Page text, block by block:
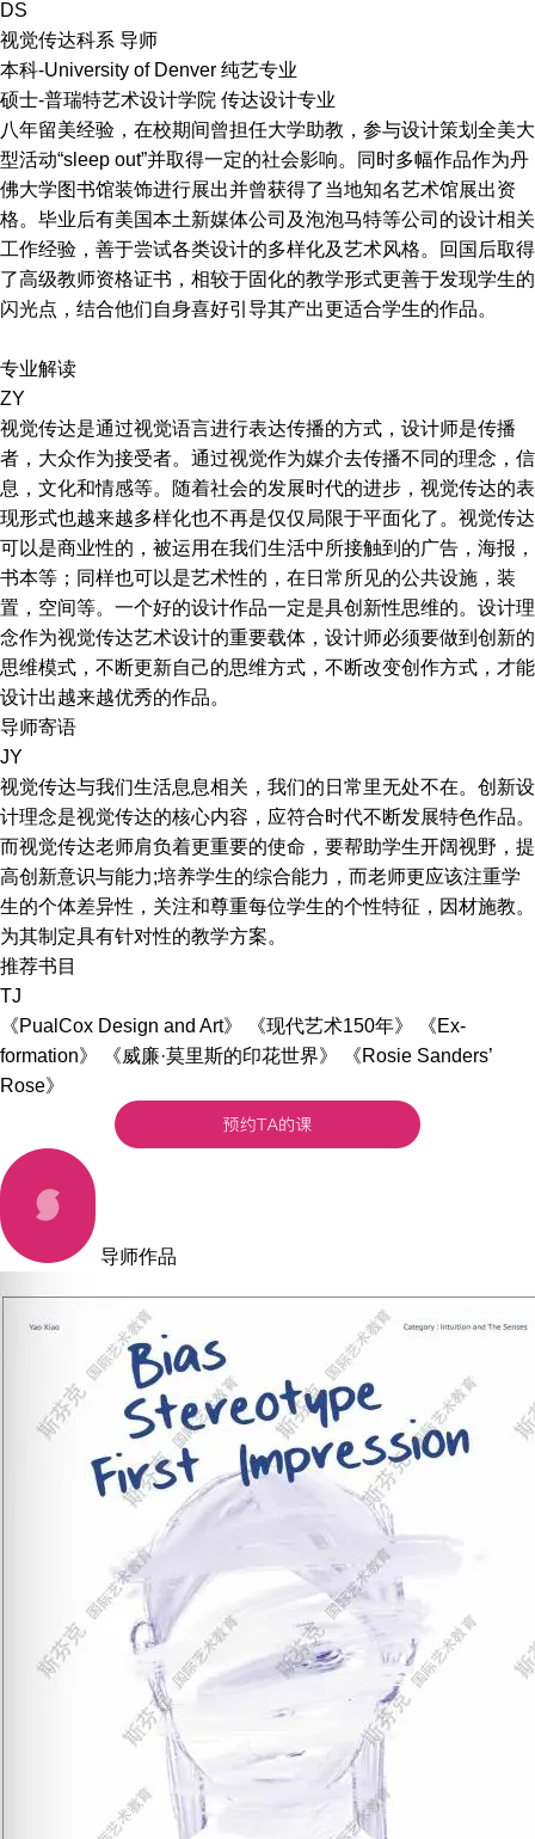
DS
视觉传达科系 导师
本科-University of Denver 纯艺专业
硕士-普瑞特艺术设计学院 传达设计专业
八年留美经验，在校期间曾担任大学助教，参与设计策划全美大
型活动“sleep out”并取得一定的社会影响。同时多幅作品作为丹
佛大学图书馆装饰进行展出并曾获得了当地知名艺术馆展出资
格。毕业后有美国本土新媒体公司及泡泡马特等公司的设计相关
工作经验，善于尝试各类设计的多样化及艺术风格。回国后取得
了高级教师资格证书，相较于固化的教学形式更善于发现学生的
闪光点，结合他们自身喜好引导其产出更适合学生的作品。
专业解读
ZY
视觉传达是通过视觉语言进行表达传播的方式，设计师是传播
者，大众作为接受者。通过视觉作为媒介去传播不同的理念，信
息，文化和情感等。随着社会的发展时代的进步，视觉传达的表
现形式也越来越多样化也不再是仅仅局限于平面化了。视觉传达
可以是商业性的，被运用在我们生活中所接触到的广告，海报，
书本等；同样也可以是艺术性的，在日常所见的公共设施，装
置，空间等。一个好的设计作品一定是具创新性思维的。设计理
念作为视觉传达艺术设计的重要载体，设计师必须要做到创新的
思维模式，不断更新自己的思维方式，不断改变创作方式，才能
设计出越来越优秀的作品。
导师寄语
JY
视觉传达与我们生活息息相关，我们的日常里无处不在。创新设
计理念是视觉传达的核心内容，应符合时代不断发展特色作品。
而视觉传达老师肩负着更重要的使命，要帮助学生开阔视野，提
高创新意识与能力;培养学生的综合能力，而老师更应该注重学
生的个体差异性，关注和尊重每位学生的个性特征，因材施教。
为其制定具有针对性的教学方案。
推荐书目
TJ
《PualCox Design and Art》 《现代艺术150年》 《Ex-
formation》 《威廉·莫里斯的印花世界》 《Rosie Sanders’
Rose》
导师作品